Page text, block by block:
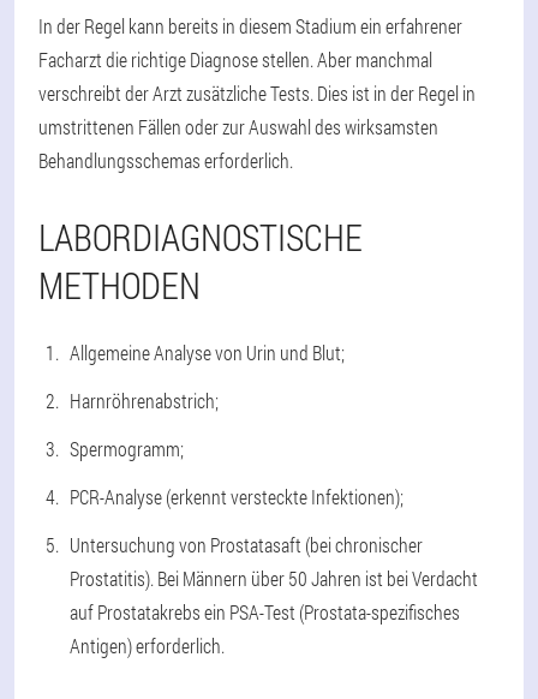
In der Regel kann bereits in diesem Stadium ein erfahrener
Facharzt die richtige Diagnose stellen. Aber manchmal
verschreibt der Arzt zusätzliche Tests. Dies ist in der Regel in
umstrittenen Fällen oder zur Auswahl des wirksamsten
Behandlungsschemas erforderlich.
LABORDIAGNOSTISCHE
METHODEN
Allgemeine Analyse von Urin und Blut;
Harnröhrenabstrich;
Spermogramm;
PCR-Analyse (erkennt versteckte Infektionen);
Untersuchung von Prostatasaft (bei chronischer
Prostatitis). Bei Männern über 50 Jahren ist bei Verdacht
auf Prostatakrebs ein PSA-Test (Prostata-spezifisches
Antigen) erforderlich.